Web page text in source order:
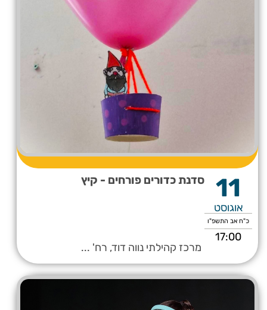
11
אוגוסט
כ"ח אב התשפ"ו
17:00
סדנת כדורים פורחים - קיץ
מרכז קהילתי נווה דוד, רח' ...